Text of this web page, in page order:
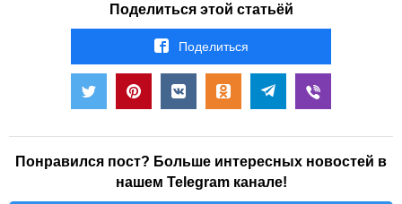
Поделиться этой статьёй
Поделиться
Понравился пост? Больше интересных новостей в
нашем Telegram канале!